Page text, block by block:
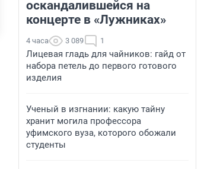
оскандалившейся на
концерте в «Лужниках»
4 часа 3 089 1
Лицевая гладь для чайников: гайд от
набора петель до первого готового
изделия
Ученый в изгнании: какую тайну
хранит могила профессора
уфимского вуза, которого обожали
студенты